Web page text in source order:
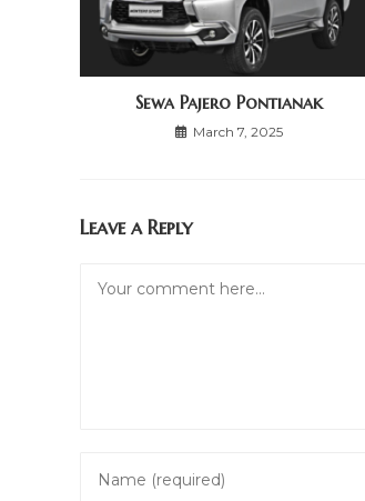
Sewa Pajero Pontianak
March 7, 2025
Leave a Reply
your